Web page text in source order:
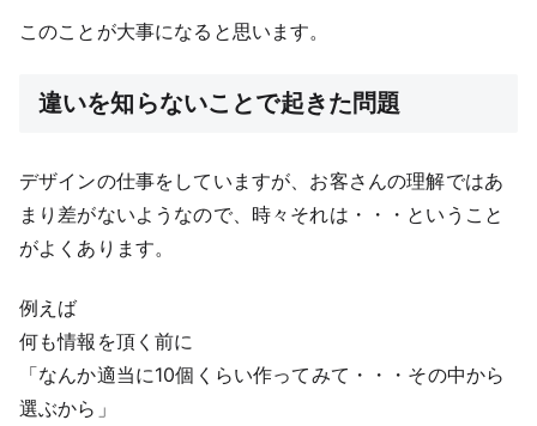
このことが大事になると思います。
違いを知らないことで起きた問題
デザインの仕事をしていますが、お客さんの理解ではあ
まり差がないようなので、時々それは・・・ということ
がよくあります。
例えば
何も情報を頂く前に
「なんか適当に10個くらい作ってみて・・・その中から
選ぶから」